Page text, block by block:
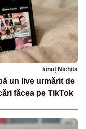
Ionuț Nichita
un live urmărit de
făcea pe TikTok